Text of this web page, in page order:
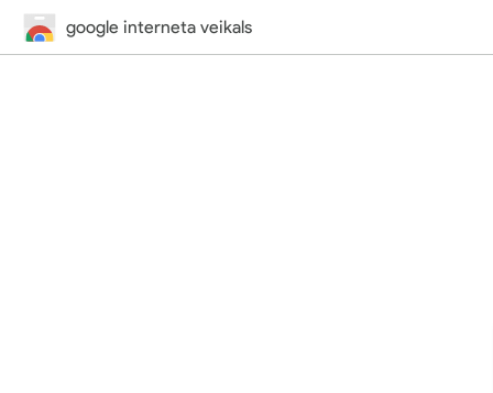
google interneta veikals